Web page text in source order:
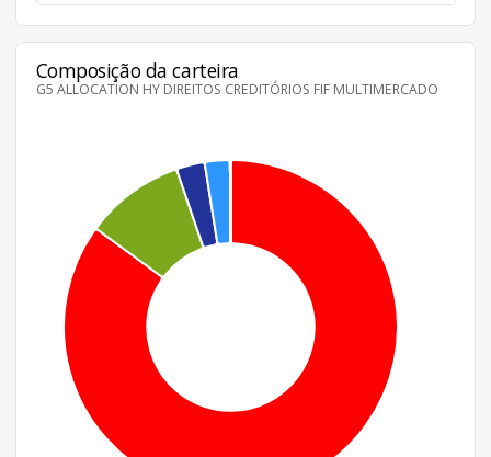
Composição da carteira
G5 ALLOCATION HY DIREITOS CREDITÓRIOS FIF MULTIMERCADO